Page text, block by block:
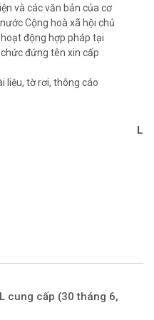
và các văn bản của cơ
Cộng hoà xã hội chủ
động hợp pháp tại
đứng tên xin cấp
liệu, tờ rơi, thông cáo
L
cung cấp (30 tháng 6,